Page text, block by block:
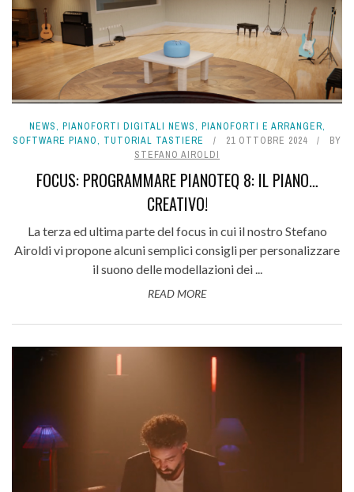
NEWS, PIANOFORTI DIGITALI NEWS, PIANOFORTI E ARRANGER,
SOFTWARE PIANO, TUTORIAL TASTIERE 21 OTTOBRE 2024
BY
STEFANO AIROLDI
FOCUS: PROGRAMMARE PIANOTEQ 8: IL PIANO…
CREATIVO!
La terza ed ultima parte del focus in cui il nostro Stefano
Airoldi vi propone alcuni semplici consigli per personalizzare
il suono delle modellazioni dei ...
READ MORE